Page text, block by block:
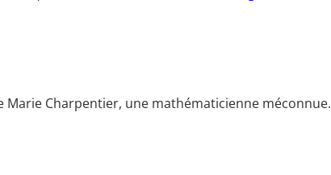
Marie Charpentier, une mathématicienne méconnue.